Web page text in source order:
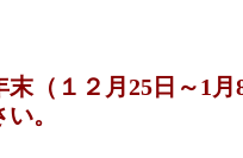
（１２月25日～1月
。